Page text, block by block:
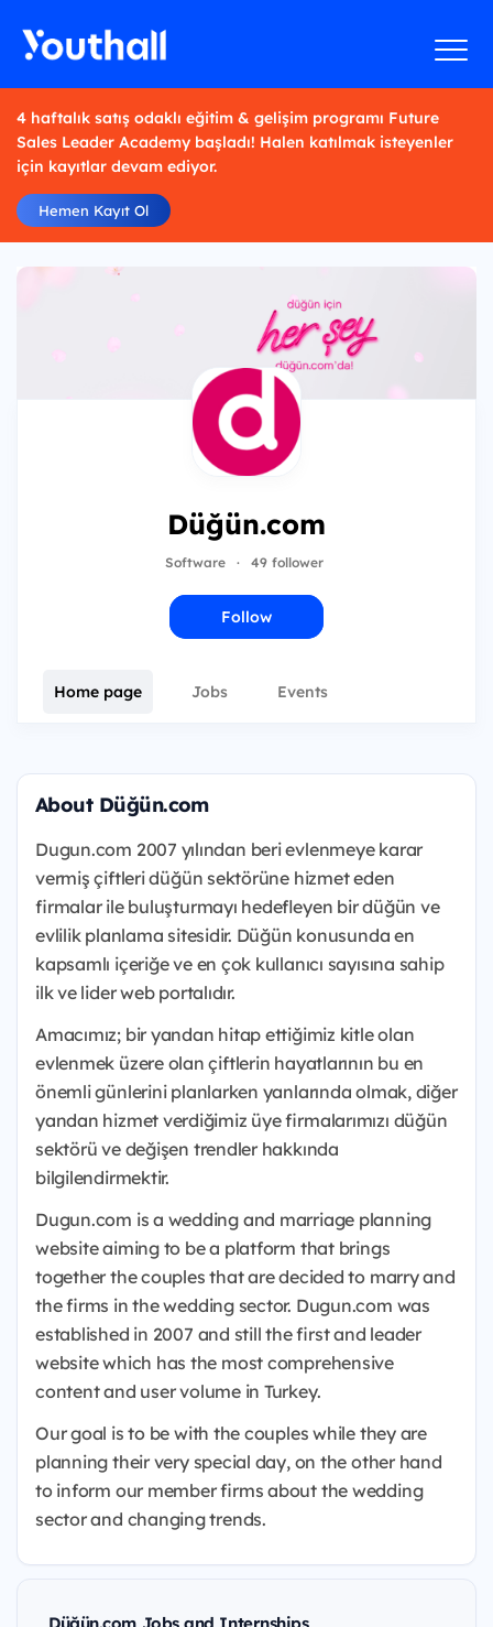
4 haftalık satış odaklı eğitim & gelişim programı Future
Sales Leader Academy başladı! Halen katılmak isteyenler
için kayıtlar devam ediyor.
Hemen Kayıt Ol
Düğün.com
Software · 49 follower
Follow
Home page Jobs Events
About Düğün.com
Dugun.com 2007 yılından beri evlenmeye karar
vermiş çiftleri düğün sektörüne hizmet eden
firmalar ile buluşturmayı hedefleyen bir düğün ve
evlilik planlama sitesidir. Düğün konusunda en
kapsamlı içeriğe ve en çok kullanıcı sayısına sahip
ilk ve lider web portalıdır.
Amacımız; bir yandan hitap ettiğimiz kitle olan
evlenmek üzere olan çiftlerin hayatlarının bu en
önemli günlerini planlarken yanlarında olmak, diğer
yandan hizmet verdiğimiz üye firmalarımızı düğün
sektörü ve değişen trendler hakkında
bilgilendirmektir.
Dugun.com is a wedding and marriage planning
website aiming to be a platform that brings
together the couples that are decided to marry and
the firms in the wedding sector. Dugun.com was
established in 2007 and still the first and leader
website which has the most comprehensive
content and user volume in Turkey.
Our goal is to be with the couples while they are
planning their very special day, on the other hand
to inform our member firms about the wedding
sector and changing trends.